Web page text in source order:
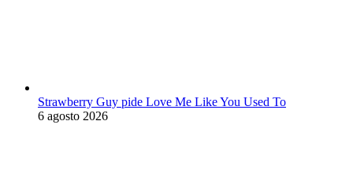
Strawberry Guy pide Love Me Like You Used To
6 agosto 2026